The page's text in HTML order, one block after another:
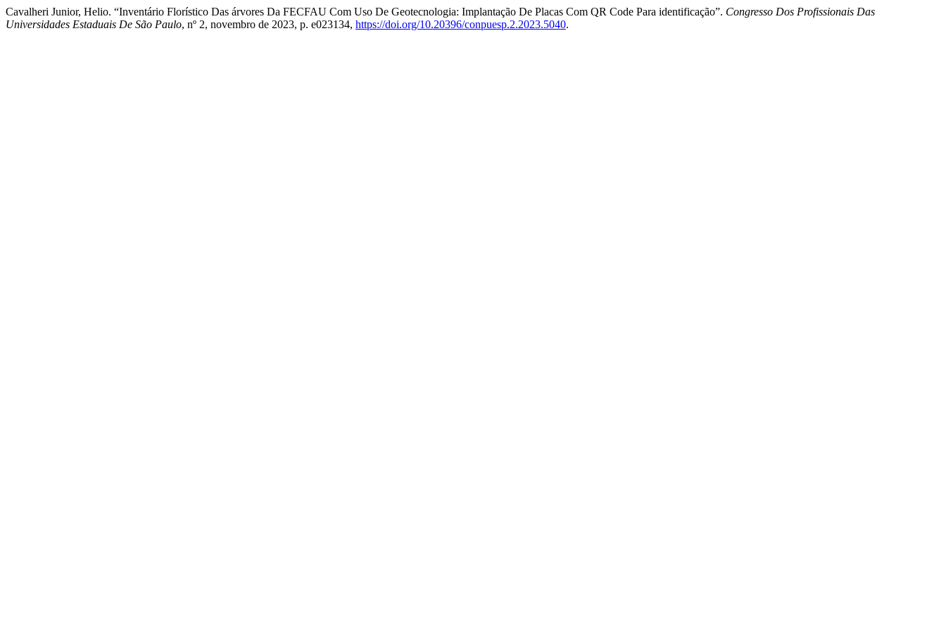
Cavalheri Junior, Helio. “Inventário Florístico Das árvores Da FECFAU Com Uso De Geotecnologia: Implantação De Placas Com QR Code Para identificação”. Congresso Dos Profissionais Das
Universidades Estaduais De São Paulo, nº 2, novembro de 2023, p. e023134, https://doi.org/10.20396/conpuesp.2.2023.5040.